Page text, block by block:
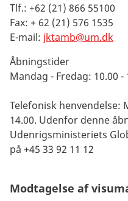
Tlf.: +62 (21) 866 55100
Fax: + 62 (21) 576 1535
E-mail: jktamb@um.dk
Åbningstider
Mandag - Fredag: 10.00 -
Telefonisk henvendelse:
14.00. Udenfor denne
Udenrigsministeriets
på +45 33 92 11 12
Modtagelse af